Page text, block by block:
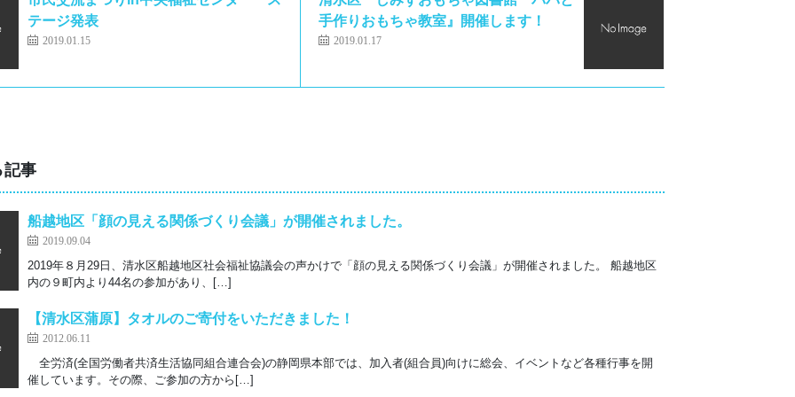
テージ発表
2019.01.15
手作りおもちゃ教室』開催します！
2019.01.17
記事
船越地区「顔の見える関係づくり会議」が開催されました。
2019.09.04
2019年８月29日、清水区船越地区社会福祉協議会の声かけで「顔の見える関係づくり会議」が開催されました。 船越地区
内の９町内より44名の参加があり、[…]
【清水区蒲原】タオルのご寄付をいただきました！
2012.06.11
全労済(全国労働者共済生活協同組合連合会)の静岡県本部では、加入者(組合員)向けに総会、イベントなど各種行事を開
催しています。その際、ご参加の方から[…]